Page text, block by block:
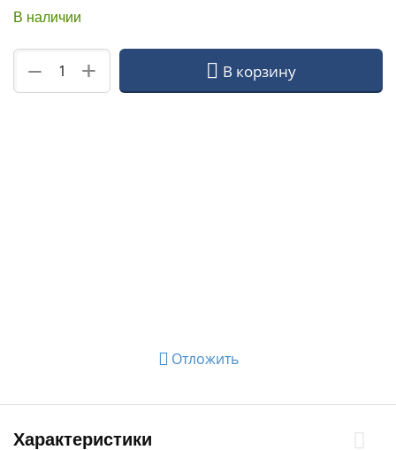
В наличии
+
− В корзину
Отложить
Характеристики